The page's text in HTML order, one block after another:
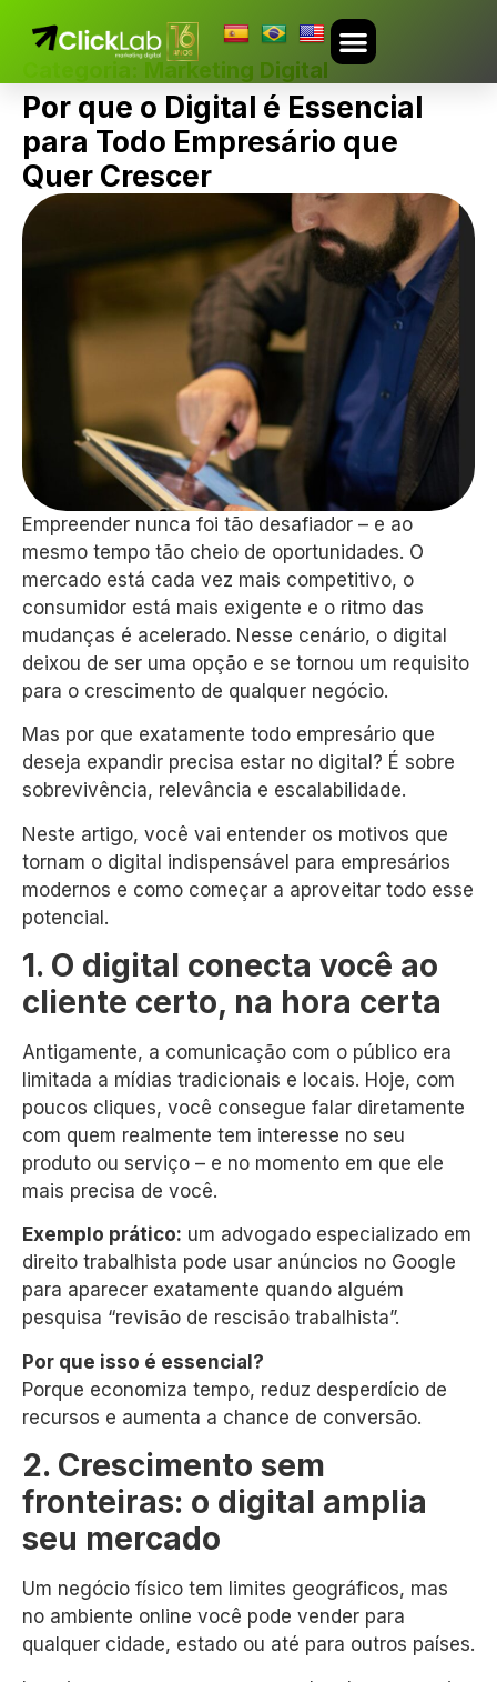
Categoria: Marketing Digital
Por que o Digital é Essencial
para Todo Empresário que
Quer Crescer
Empreender nunca foi tão desafiador – e ao
mesmo tempo tão cheio de oportunidades. O
mercado está cada vez mais competitivo, o
consumidor está mais exigente e o ritmo das
mudanças é acelerado. Nesse cenário, o digital
deixou de ser uma opção e se tornou um requisito
para o crescimento de qualquer negócio.
Mas por que exatamente todo empresário que
deseja expandir precisa estar no digital? É sobre
sobrevivência, relevância e escalabilidade.
Neste artigo, você vai entender os motivos que
tornam o digital indispensável para empresários
modernos e como começar a aproveitar todo esse
potencial.
1. O digital conecta você ao
cliente certo, na hora certa
Antigamente, a comunicação com o público era
limitada a mídias tradicionais e locais. Hoje, com
poucos cliques, você consegue falar diretamente
com quem realmente tem interesse no seu
produto ou serviço – e no momento em que ele
mais precisa de você.
Exemplo prático: um advogado especializado em
direito trabalhista pode usar anúncios no Google
para aparecer exatamente quando alguém
pesquisa “revisão de rescisão trabalhista”.
Por que isso é essencial?
Porque economiza tempo, reduz desperdício de
recursos e aumenta a chance de conversão.
2. Crescimento sem
fronteiras: o digital amplia
seu mercado
Um negócio físico tem limites geográficos, mas
no ambiente online você pode vender para
qualquer cidade, estado ou até para outros países.